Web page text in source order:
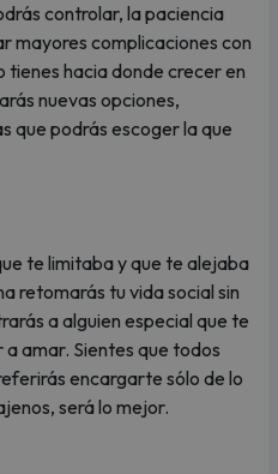
controlar, la paciencia
mayores complicaciones con
tienes hacia donde crecer en
nuevas opciones,
que podrás escoger la que
te limitaba y que te alejaba
retomarás tu vida social sin
a alguien especial que te
amar. Sientes que todos
encargarte sólo de lo
será lo mejor.